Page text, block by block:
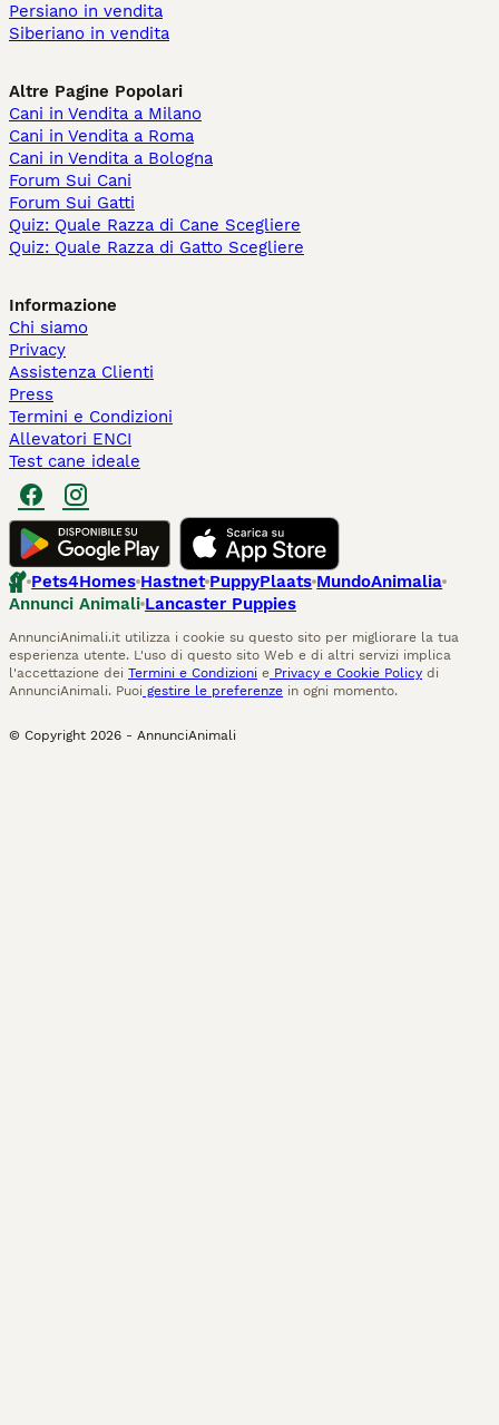
Persiano in vendita
Siberiano in vendita
Altre Pagine Popolari
Cani in Vendita a Milano
Cani in Vendita a Roma
Cani in Vendita a Bologna
Forum Sui Cani
Forum Sui Gatti
Quiz: Quale Razza di Cane Scegliere
Quiz: Quale Razza di Gatto Scegliere
Informazione
Chi siamo
Privacy
Assistenza Clienti
Press
Termini e Condizioni
Allevatori ENCI
Test cane ideale
Pets4Homes Hastnet PuppyPlaats MundoAnimalia
Annunci Animali Lancaster Puppies
AnnunciAnimali.it utilizza i cookie su questo sito per migliorare la tua
esperienza utente. L'uso di questo sito Web e di altri servizi implica
l'accettazione dei Termini e Condizioni e Privacy e Cookie Policy di
AnnunciAnimali. Puoi gestire le preferenze in ogni momento.
© Copyright 2026 - AnnunciAnimali